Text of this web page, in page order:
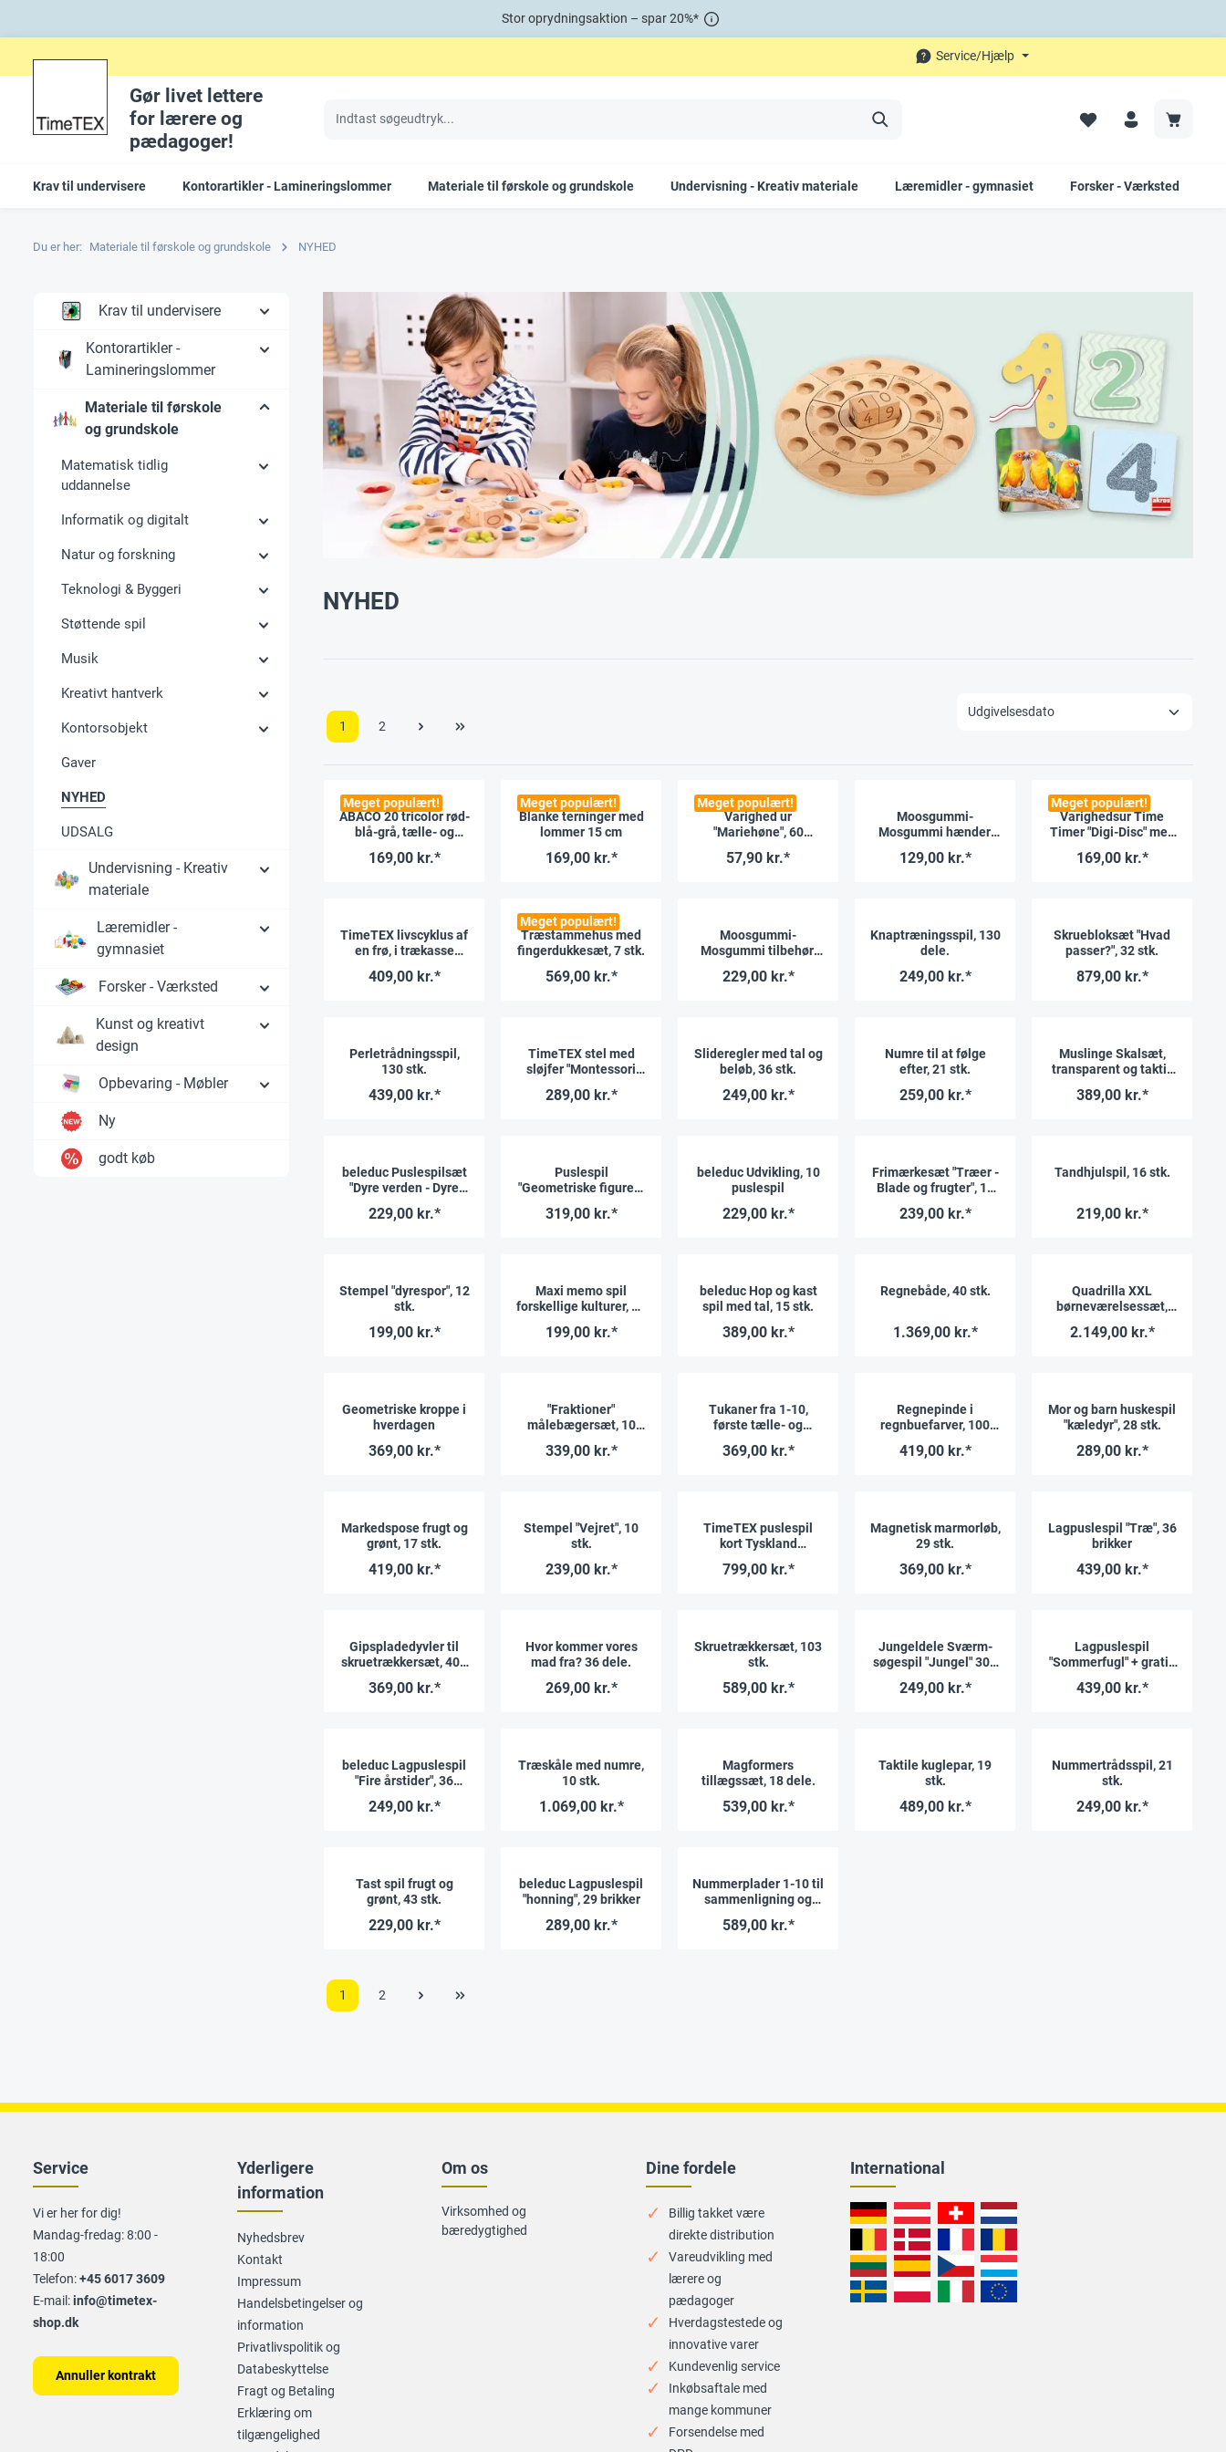
Stor oprydningsaktion – spar 20%*
Service/Hjælp
Gør livet lettere
for lærere og
pædagoger!
Krav til undervisere Kontorartikler - Lamineringslommer Materiale til førskole og grundskole Undervisning - Kreativ materiale Læremidler - gymnasiet Forsker - Værksted
Du er her: Materiale til førskole og grundskole NYHED
Krav til undervisere
Kontorartikler -
Lamineringslommer
Materiale til førskole
og grundskole
Matematisk tidlig
uddannelse
Informatik og digitalt
Natur og forskning
Teknologi & Byggeri
Støttende spil
Musik
Kreativt hantverk
Kontorsobjekt
Gaver
NYHED
UDSALG
Undervisning - Kreativ
materiale
Læremidler -
gymnasiet
Forsker - Værksted
Kunst og kreativt
design
Opbevaring - Møbler
Ny
godt køb
NYHED
1 2
Meget populært!
ABACO 20 tricolor rød-
blå-grå, tælle- og
169,00 kr.*
Meget populært!
Blanke terninger med
lommer 15 cm
169,00 kr.*
Meget populært!
Varighed ur
"Mariehøne", 60
57,90 kr.*
Moosgummi-
Mosgummi hænder,
129,00 kr.*
Meget populært!
Varighedsur Time
Timer "Digi-Disc" med
169,00 kr.*
TimeTEX livscyklus af
en frø, i trækasse
409,00 kr.*
Meget populært!
Træstammehus med
fingerdukkesæt, 7 stk.
569,00 kr.*
Moosgummi-
Mosgummi tilbehør,
229,00 kr.*
Knaptræningsspil, 130
dele.
249,00 kr.*
Skruebloksæt "Hvad
passer?", 32 stk.
879,00 kr.*
Perletrådningsspil,
130 stk.
439,00 kr.*
TimeTEX stel med
sløjfer "Montessori
289,00 kr.*
Slideregler med tal og
beløb, 36 stk.
249,00 kr.*
Numre til at følge
efter, 21 stk.
259,00 kr.*
Muslinge Skalsæt,
transparent og taktil,
389,00 kr.*
beleduc Puslespilsæt
"Dyre verden - Dyre
229,00 kr.*
Puslespil
"Geometriske figurer",
319,00 kr.*
beleduc Udvikling, 10
puslespil
229,00 kr.*
Frimærkesæt "Træer -
Blade og frugter", 10
239,00 kr.*
Tandhjulspil, 16 stk.
219,00 kr.*
Stempel "dyrespor", 12
stk.
199,00 kr.*
Maxi memo spil
forskellige kulturer, 34
199,00 kr.*
beleduc Hop og kast
spil med tal, 15 stk.
389,00 kr.*
Regnebåde, 40 stk.
1.369,00 kr.*
Quadrilla XXL
børneværelsessæt,
2.149,00 kr.*
Geometriske kroppe i
hverdagen
369,00 kr.*
"Fraktioner"
målebægersæt, 10
339,00 kr.*
Tukaner fra 1-10,
første tælle- og
369,00 kr.*
Regnepinde i
regnbuefarver, 100
419,00 kr.*
Mor og barn huskespil
"kæledyr", 28 stk.
289,00 kr.*
Markedspose frugt og
grønt, 17 stk.
419,00 kr.*
Stempel "Vejret", 10
stk.
239,00 kr.*
TimeTEX puslespil
kort Tyskland
799,00 kr.*
Magnetisk marmorløb,
29 stk.
369,00 kr.*
Lagpuslespil "Træ", 36
brikker
439,00 kr.*
Gipspladedyvler til
skruetrækkersæt, 400
369,00 kr.*
Hvor kommer vores
mad fra? 36 dele.
269,00 kr.*
Skruetrækkersæt, 103
stk.
589,00 kr.*
Jungeldele Sværm-
søgespil "Jungel" 308
249,00 kr.*
Lagpuslespil
"Sommerfugl" + gratis
439,00 kr.*
beleduc Lagpuslespil
"Fire årstider", 36
249,00 kr.*
Træskåle med numre,
10 stk.
1.069,00 kr.*
Magformers
tillægssæt, 18 dele.
539,00 kr.*
Taktile kuglepar, 19
stk.
489,00 kr.*
Nummertrådsspil, 21
stk.
249,00 kr.*
Tast spil frugt og
grønt, 43 stk.
229,00 kr.*
beleduc Lagpuslespil
"honning", 29 brikker
289,00 kr.*
Nummerplader 1-10 til
sammenligning og
589,00 kr.*
1 2
Dine fordele
Billig takket være
direkte distribution
Vareudvikling med
lærere og
pædagoger
Hverdagstestede og
innovative varer
Kundevenlig service
Inkøbsaftale med
mange kommuner
Forsendelse med
International
Om os
Virksomhed og
bæredygtighed
Service
Vi er her for dig!
Mandag-fredag: 8:00 -
18:00
Telefon:+45 6017 3609
E-mail:info@timetex-
shop.dk
Annuller kontrakt
Yderligere
information
Nyhedsbrev
Kontakt
Impressum
Handelsbetingelser og
information
Privatlivspolitik og
Databeskyttelse
Fragt og Betaling
Erklæring om
tilgængelighed